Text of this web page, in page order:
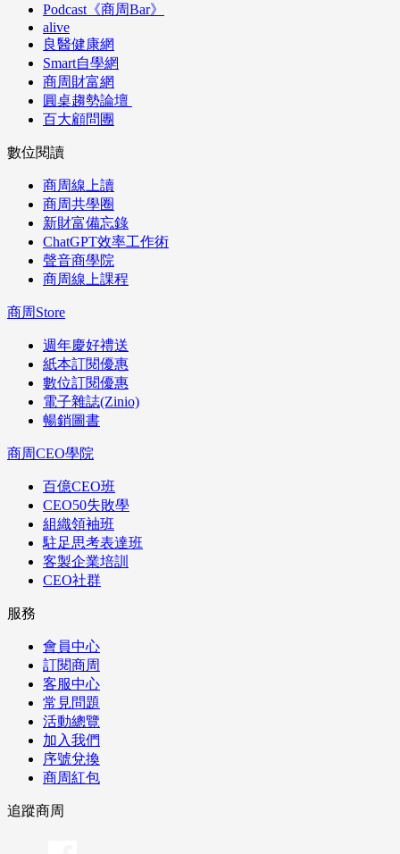
Podcast《商周Bar》
alive
良醫健康網
Smart自學網
商周財富網
圓桌趨勢論壇
百大顧問團
數位閱讀
商周線上讀
商周共學圈
新財富備忘錄
ChatGPT效率工作術
聲音商學院
商周線上課程
商周Store
週年慶好禮送
紙本訂閱優惠
數位訂閱優惠
電子雜誌(Zinio)
暢銷圖書
商周CEO學院
百億CEO班
CEO50失敗學
組織領袖班
駐足思考表達班
客製企業培訓
CEO社群
服務
會員中心
訂閱商周
客服中心
常見問題
活動總覽
加入我們
序號兌換
商周紅包
追蹤商周